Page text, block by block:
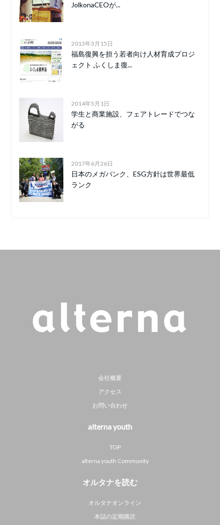
JolkonaCEOが...
2013年3月15日
福島復興を担う若者向け人材育成プロジ
ェクト ふくしま復...
2014年5月1日
学生と商業施設、フェアトレードでつな
がる
2017年6月26日
日本のメガバンク、ESG方針は世界最低
ランク
会社概要
アクセス
お問い合わせ
alterna youth
TOP
alterna youth Community
オルタナを読む
オルタナオンライン
本誌の定期購読